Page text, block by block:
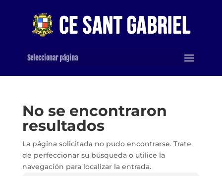
Seleccionar página
No se encontraron
resultados
La página solicitada no pudo encontrarse. Trate
de perfeccionar su búsqueda o utilice la
navegación para localizar la entrada.